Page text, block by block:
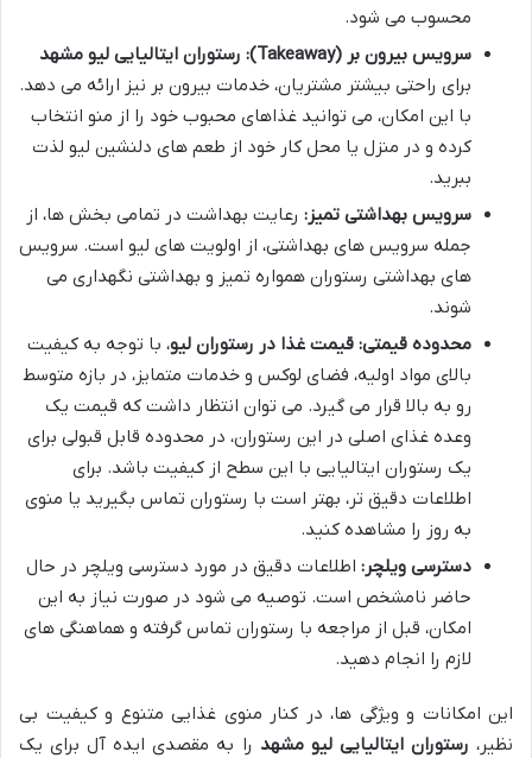
محسوب می شود.
سرویس بیرون بر (Takeaway):
رستوران ایتالیایی لیو مشهد
برای راحتی بیشتر مشتریان، خدمات بیرون بر نیز ارائه می دهد.
با این امکان، می توانید غذاهای محبوب خود را از منو انتخاب
کرده و در منزل یا محل کار خود از طعم های دلنشین لیو لذت
ببرید.
سرویس بهداشتی تمیز: رعایت بهداشت در تمامی بخش ها، از
جمله سرویس های بهداشتی، از اولویت های لیو است. سرویس
های بهداشتی رستوران همواره تمیز و بهداشتی نگهداری می
شوند.
محدوده قیمتی: قیمت غذا در رستوران لیو، با توجه به کیفیت
بالای مواد اولیه، فضای لوکس و خدمات متمایز، در بازه متوسط
رو به بالا قرار می گیرد. می توان انتظار داشت که قیمت یک
وعده غذای اصلی در این رستوران، در محدوده قابل قبولی برای
یک رستوران ایتالیایی با این سطح از کیفیت باشد. برای
اطلاعات دقیق تر، بهتر است با رستوران تماس بگیرید یا منوی
به روز را مشاهده کنید.
دسترسی ویلچر: اطلاعات دقیق در مورد دسترسی ویلچر در حال
حاضر نامشخص است. توصیه می شود در صورت نیاز به این
امکان، قبل از مراجعه با رستوران تماس گرفته و هماهنگی های
لازم را انجام دهید.
این امکانات و ویژگی ها، در کنار منوی غذایی متنوع و کیفیت بی
نظیر، رستوران ایتالیایی لیو مشهد را به مقصدی ایده آل برای یک